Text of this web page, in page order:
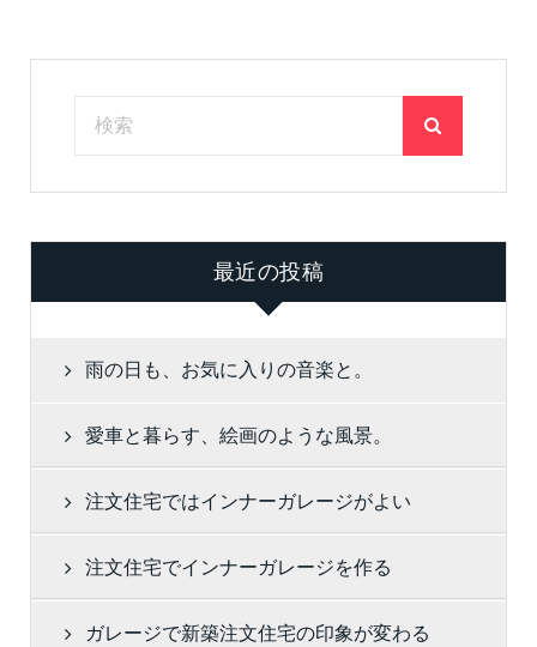
最近の投稿
雨の日も、お気に入りの音楽と。
愛車と暮らす、絵画のような風景。
注文住宅ではインナーガレージがよい
注文住宅でインナーガレージを作る
ガレージで新築注文住宅の印象が変わる